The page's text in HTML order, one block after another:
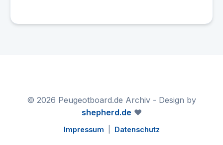
© 2026 Peugeotboard.de Archiv - Design by
shepherd.de ❤️
Impressum Datenschutz